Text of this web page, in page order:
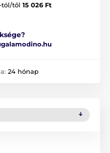
tól/től 15 026 Ft
24 hónap